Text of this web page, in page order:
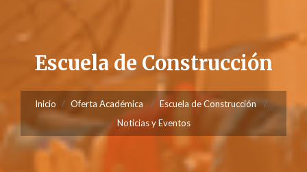
Escuela de Construcción
Inicio Oferta Académica
Escuela de Construcción
Noticias y Eventos